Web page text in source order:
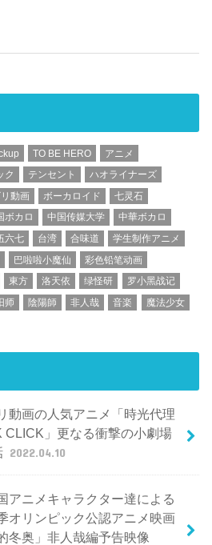
TO BE HERO
アニメ
ク テンセント
ハオライナーズ
動画 ボーカロイド
七灵石
ボカロ 中国传媒大学
中華ボカロ
六七 台湾 合味道
学生制作アニメ
巴啦啦小魔仙
彩色铅笔动画
東方 洛天依 绿怪研
罗小黑战记
师 陰陽師 非人哉 音楽 魔法少女
動画の人気アニメ「時光代理
CLICK」更なる衝撃の小劇場
2022.04.10
アニメキャラクター達による
オリンピック公認アニメ映画
冬奥」非人哉編予告映像